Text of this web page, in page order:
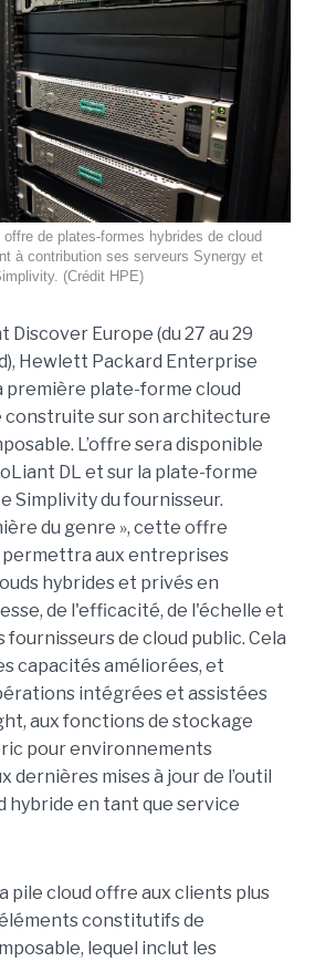
offre de plates-formes hybrides de cloud
à contribution ses serveurs Synergy et
(Crédit HPE)
Discover Europe (du 27 au 29
Hewlett Packard Enterprise
première plate-forme cloud
construite sur son architecture
L’offre sera disponible
DL et sur la plate-forme
Simplivity du fournisseur.
du genre », cette offre
aux entreprises
hybrides et privés en
de l'efficacité, de l'échelle et
fournisseurs de cloud public. Cela
capacités améliorées, et
intégrées et assistées
aux fonctions de stockage
pour environnements
dernières mises à jour de l’outil
hybride en tant que service
pile cloud offre aux clients plus
constitutifs de
lequel inclut les